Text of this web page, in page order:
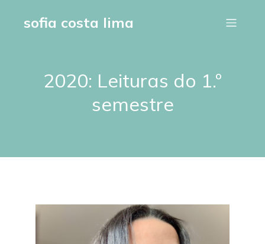
sofia costa lima
2020: Leituras do 1.º
semestre